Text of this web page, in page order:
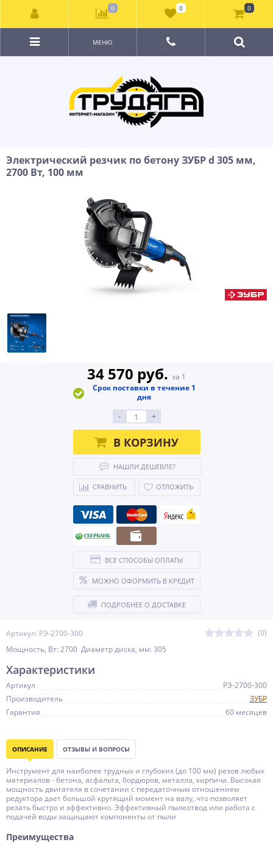
МЕНЮ
Электрический резчик по бетону ЗУБР d 305 мм,
2700 Вт, 100 мм
Артикул: РЭ-2700-300
(0)
Мощность, Вт: 2700 Диаметр диска, мм: 305
34 570 руб. за 1
Срок поставки в течение 1
дня
-
+
В КОРЗИНУ
НАШЛИ ДЕШЕВЛЕ?
СРАВНИТЬ ОТЛОЖИТЬ
ВСЕ СПОСОБЫ ОПЛАТЫ
МОЖНО ОФОРМИТЬ В КРЕДИТ
ПОДРОБНЕЕ О ДОСТАВКЕ
Характеристики
Артикул
РЭ-2700-300
Производитель
ЗУБР
Гарантия
60 месяцев
ОПИСАНИЕ ОТЗЫВЫ И ВОПРОСЫ
Инструмент для наиболее трудных и глубоких (до 100 мм) резов любых
материалов - бетона, асфальта, бордюров, металла, кирпича. Высокая
мощность двигателя в сочетании с передаточным отношением
редуктора дает большой крутящий момент на валу, что позволяет
резать быстро и эффективно. Эффективный пылеотвод или работа с
подачей воды защищают компоненты от пыли
Преимущества
0 0 0